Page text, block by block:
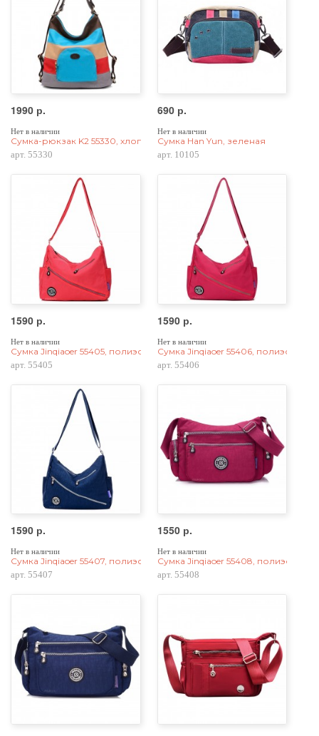
1990 р.
Нет в наличии
Сумка-рюкзак K2 55330, хлопок, яркие цвета
арт. 55330
690 р.
Нет в наличии
Сумка Han Yun, зеленая
арт. 10105
1590 р.
Нет в наличии
Сумка Jinqiaoer 55405, полиэстер, розовая
арт. 55405
1590 р.
Нет в наличии
Сумка Jinqiaoer 55406, полиэстер,
арт. 55406
1590 р.
Нет в наличии
Сумка Jinqiaoer 55407, полиэстер, темно-синяя
арт. 55407
1550 р.
Нет в наличии
Сумка Jinqiaoer 55408, полиэстер,
арт. 55408